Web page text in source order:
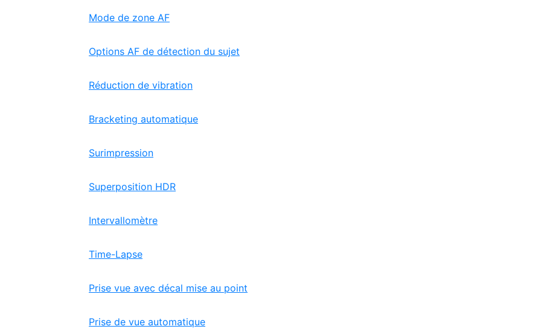
Mode de zone AF
Options AF de détection du sujet
Réduction de vibration
Bracketing automatique
Surimpression
Superposition HDR
Intervallomètre
Time-Lapse
Prise vue avec décal mise au point
Prise de vue automatique